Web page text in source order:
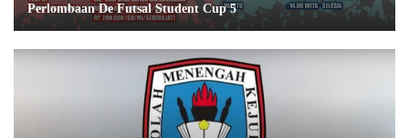
Perlombaan De Futsal Student Cup 5